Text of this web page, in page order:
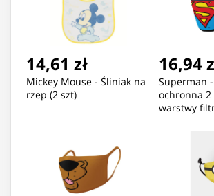
14,61 zł
Mickey Mouse - Śliniak na
rzep (2 szt)
16,94
Superman
ochronna 2
warstwy